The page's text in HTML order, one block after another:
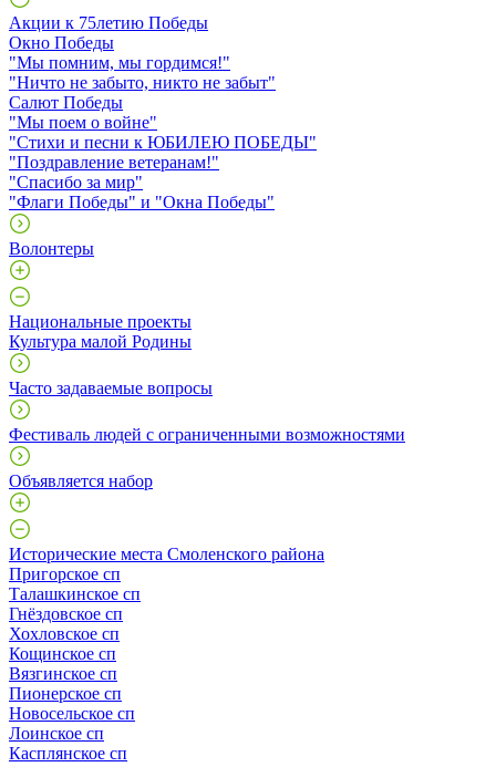
Акции к 75летию Победы
Окно Победы
"Мы помним, мы гордимся!"
"Ничто не забыто, никто не забыт"
Салют Победы
"Мы поем о войне"
"Стихи и песни к ЮБИЛЕЮ ПОБЕДЫ"
"Поздравление ветеранам!"
"Спасибо за мир"
"Флаги Победы" и "Окна Победы"
Волонтеры
Национальные проекты
Культура малой Родины
Часто задаваемые вопросы
Фестиваль людей с ограниченными возможностями
Объявляется набор
Исторические места Смоленского района
Пригорское сп
Талашкинское сп
Гнёздовское сп
Хохловское сп
Кощинское сп
Вязгинское сп
Пионерское сп
Новосельское сп
Лоинское сп
Касплянское сп